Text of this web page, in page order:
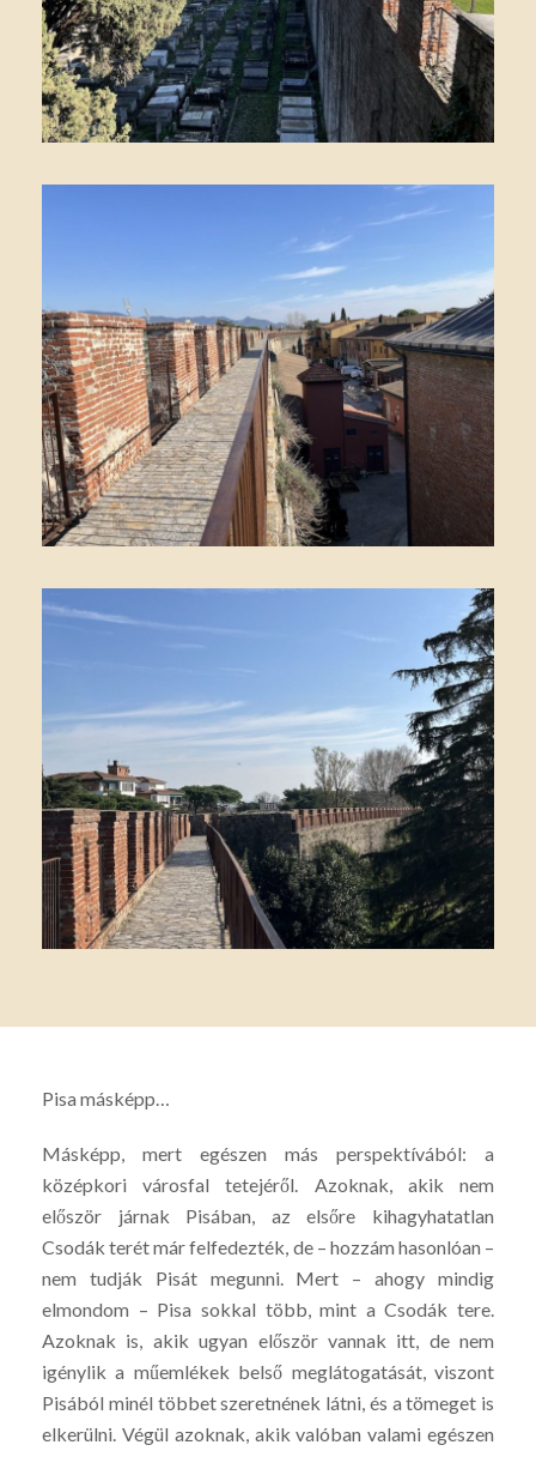
Pisa másképp…
Másképp, mert egészen más perspektívából: a
középkori városfal tetejéről. Azoknak, akik nem
először járnak Pisában, az elsőre kihagyhatatlan
Csodák terét már felfedezték, de – hozzám hasonlóan –
nem tudják Pisát megunni. Mert – ahogy mindig
elmondom – Pisa sokkal több, mint a Csodák tere.
Azoknak is, akik ugyan először vannak itt, de nem
igénylik a műemlékek belső meglátogatását, viszont
Pisából minél többet szeretnének látni, és a tömeget is
elkerülni. Végül azoknak, akik valóban valami egészen